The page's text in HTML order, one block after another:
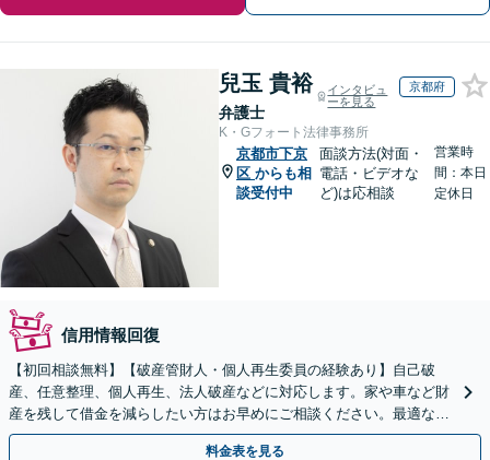
兒玉 貴裕
弁護士
インタビュ
ーを見る
京都府
K・Gフォート法律事務所
京都市下京
区 からも相
談受付中
面談方法(対面・
電話・ビデオな
ど)は応相談
営業時
間：本日
定休日
信用情報回復
【初回相談無料】【破産管財人・個人再生委員の経験あり】自己破
産、任意整理、個人再生、法人破産などに対応します。家や車など財
産を残して借金を減らしたい方はお早めにご相談ください。最適な解
決手段をご提案します【関西エリア対応】
料金表を見る